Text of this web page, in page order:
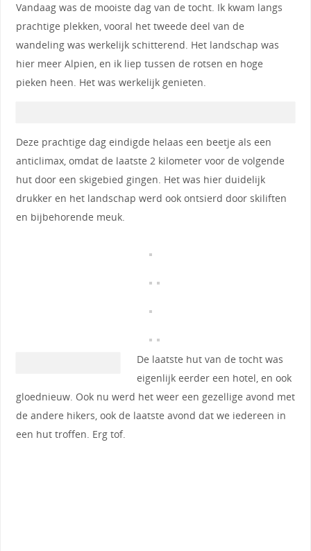
Vandaag was de mooiste dag van de tocht. Ik kwam langs
prachtige plekken, vooral het tweede deel van de
wandeling was werkelijk schitterend. Het landschap was
hier meer Alpien, en ik liep tussen de rotsen en hoge
pieken heen. Het was werkelijk genieten.
Deze prachtige dag eindigde helaas een beetje als een
anticlimax, omdat de laatste 2 kilometer voor de volgende
hut door een skigebied gingen. Het was hier duidelijk
drukker en het landschap werd ook ontsierd door skiliften
en bijbehorende meuk.
De laatste hut van de tocht was
eigenlijk eerder een hotel, en ook
gloednieuw. Ook nu werd het weer een gezellige avond met
de andere hikers, ook de laatste avond dat we iedereen in
een hut troffen. Erg tof.